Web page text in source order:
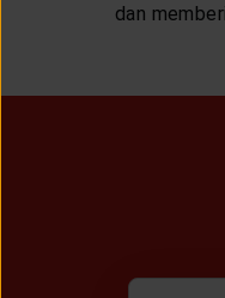
dan